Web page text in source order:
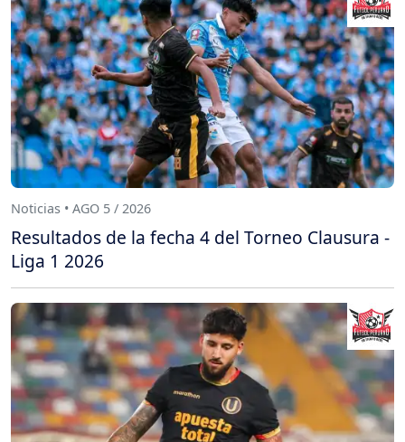
Noticias • AGO 5 / 2026
Resultados de la fecha 4 del Torneo Clausura -
Liga 1 2026